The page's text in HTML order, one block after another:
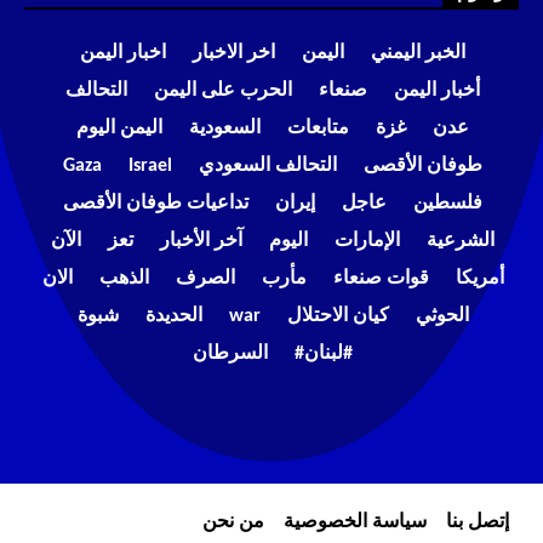
الخبر اليمني اليمن اخر الاخبار
اخبار اليمن
أخبار اليمن
صنعاء الحرب على اليمن
التحالف
عدن
غزة متابعات السعودية
اليمن اليوم
طوفان الأقصى
التحالف السعودي Israel
Gaza
فلسطين
عاجل إيران
تداعيات طوفان الأقصى
الشرعية
الإمارات اليوم آخر الأخبار تعز
الآن
أمريكا
قوات صنعاء مأرب الصرف الذهب
الان
الحوثي
كيان الاحتلال war الحديدة
شبوة
#لبنان#
السرطان
إتصل بنا سياسة الخصوصية من نحن